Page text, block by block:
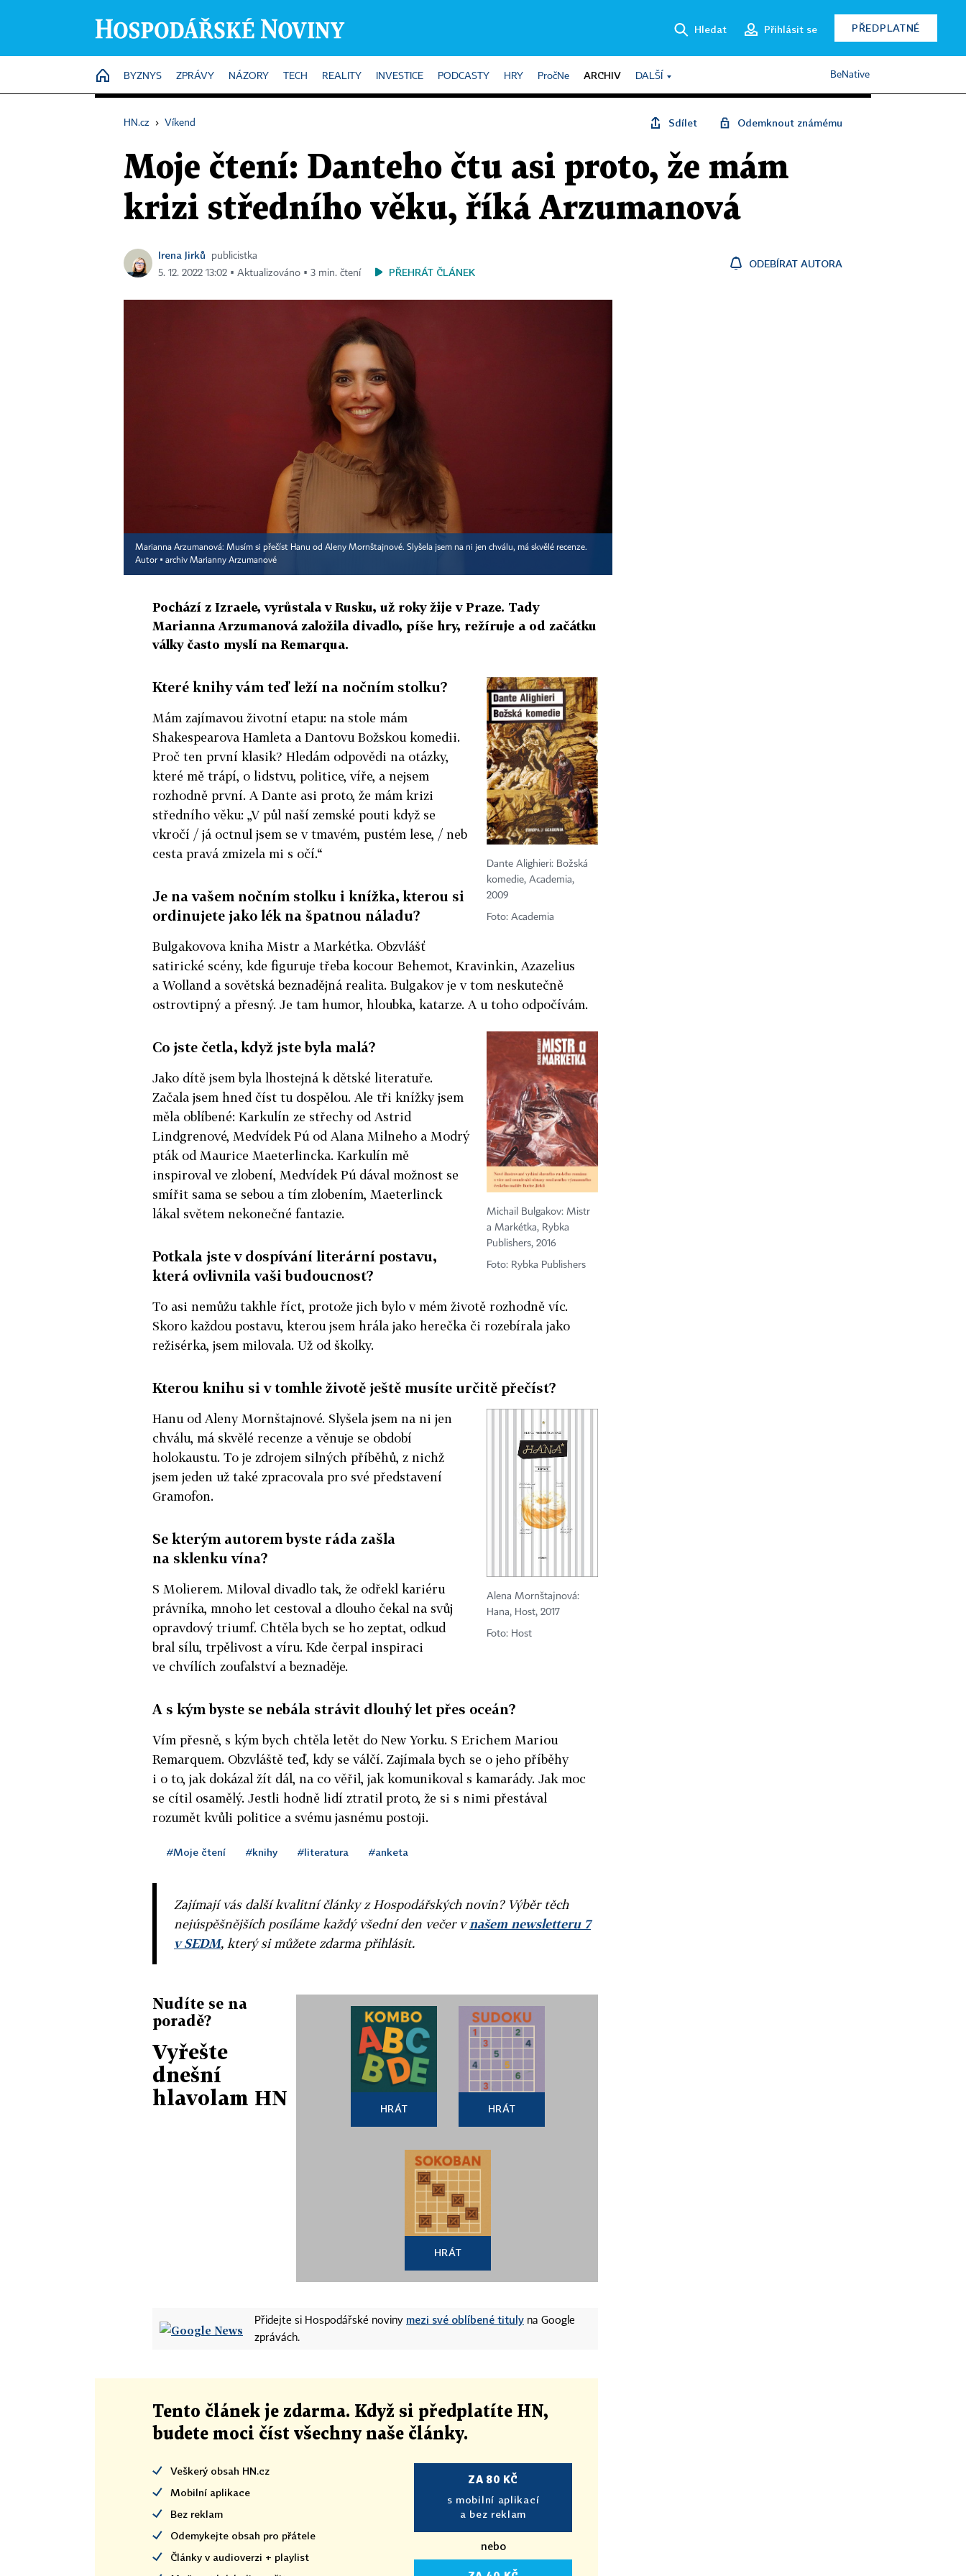
Hledat Přihlásit se PŘEDPLATNÉ
HOME
BYZNYS ZPRÁVY NÁZORY TECH REALITY INVESTICE PODCASTY HRY PročNe ARCHIV DALŠÍ BeNative
HN.cz › Víkend Sdílet Odemknout známému
Moje čtení: Danteho čtu asi proto, že mám
krizi středního věku, říká Arzumanová
Irena Jirků
publicistka
5. 12. 2022 13:02 ▪ Aktualizováno ▪ 3 min. čtení
PŘEHRÁT ČLÁNEK
ODEBÍRAT AUTORA
Marianna Arzumanová: Musím si přečíst Hanu od Aleny Mornštajnové. Slyšela jsem na ni jen chválu, má skvělé recenze.
Autor ▪ archiv Marianny Arzumanové
Pochází z Izraele, vyrůstala v Rusku, už roky žije v Praze. Tady
Marianna Arzumanová založila divadlo, píše hry, režíruje a od začátku
války často myslí na Remarqua.
Dante Alighieri: Božská
komedie, Academia,
2009
Foto: Academia
Které knihy vám teď leží na nočním stolku?
Mám zajímavou životní etapu: na stole mám
Shakespearova Hamleta a Dantovu Božskou komedii.
Proč ten první klasik? Hledám odpovědi na otázky,
které mě trápí, o lidstvu, politice, víře, a nejsem
rozhodně první. A Dante asi proto, že mám krizi
středního věku: „V půl naší zemské pouti když se
vkročí / já octnul jsem se v tmavém, pustém lese, / neb
cesta pravá zmizela mi s očí.“
Je na vašem nočním stolku i knížka, kterou si
ordinujete jako lék na špatnou náladu?
Bulgakovova kniha Mistr a Markétka. Obzvlášť
satirické scény, kde figuruje třeba kocour Behemot, Kravinkin, Azazelius
a Wolland a sovětská beznadějná realita. Bulgakov je v tom neskutečně
ostrovtipný a přesný. Je tam humor, hloubka, katarze. A u toho odpočívám.
Michail Bulgakov: Mistr
a Markétka, Rybka
Publishers, 2016
Foto: Rybka Publishers
Co jste četla, když jste byla malá?
Jako dítě jsem byla lhostejná k dětské literatuře.
Začala jsem hned číst tu dospělou. Ale tři knížky jsem
měla oblíbené: Karkulín ze střechy od Astrid
Lindgrenové, Medvídek Pú od Alana Milneho a Modrý
pták od Maurice Maeterlincka. Karkulín mě
inspiroval ve zlobení, Medvídek Pú dával možnost se
smířit sama se sebou a tím zlobením, Maeterlinck
lákal světem nekonečné fantazie.
Potkala jste v dospívání literární postavu,
která ovlivnila vaši budoucnost?
To asi nemůžu takhle říct, protože jich bylo v mém životě rozhodně víc.
Skoro každou postavu, kterou jsem hrála jako herečka či rozebírala jako
režisérka, jsem milovala. Už od školky.
Kterou knihu si v tomhle životě ještě musíte určitě přečíst?
Alena Mornštajnová:
Hana, Host, 2017
Foto: Host
Hanu od Aleny Mornštajnové. Slyšela jsem na ni jen
chválu, má skvělé recenze a věnuje se období
holokaustu. To je zdrojem silných příběhů, z nichž
jsem jeden už také zpracovala pro své představení
Gramofon.
Se kterým autorem byste ráda zašla
na sklenku vína?
S Molierem. Miloval divadlo tak, že odřekl kariéru
právníka, mnoho let cestoval a dlouho čekal na svůj
opravdový triumf. Chtěla bych se ho zeptat, odkud
bral sílu, trpělivost a víru. Kde čerpal inspiraci
ve chvílích zoufalství a beznaděje.
A s kým byste se nebála strávit dlouhý let přes oceán?
Vím přesně, s kým bych chtěla letět do New Yorku. S Erichem Mariou
Remarquem. Obzvláště teď, kdy se válčí. Zajímala bych se o jeho příběhy
i o to, jak dokázal žít dál, na co věřil, jak komunikoval s kamarády. Jak moc
se cítil osamělý. Jestli hodně lidí ztratil proto, že si s nimi přestával
rozumět kvůli politice a svému jasnému postoji.
#Moje čtení #knihy #literatura #anketa
Zajímají vás další kvalitní články z Hospodářských novin? Výběr těch
nejúspěšnějších posíláme každý všední den večer vnašem newsletteru 7
v SEDM, který si můžete zdarma přihlásit.
Nudíte se na
poradě?
Vyřešte
dnešní
hlavolam HN
HRÁT HRÁT
HRÁT
Přidejte si Hospodářské noviny mezi své oblíbené tituly na Google
zprávách.
Tento článek je zdarma. Když si předplatíte HN,
budete moci číst všechny naše články.
Veškerý obsah HN.cz
Mobilní aplikace
Bez reklam
Odemykejte obsah pro přátele
Články v audioverzi + playlist
ZA 80 KČ
s mobilní aplikací
a bez reklam
nebo